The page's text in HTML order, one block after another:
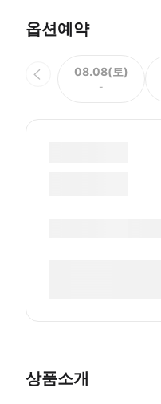
옵션예약
08.08(토)
-
상품소개